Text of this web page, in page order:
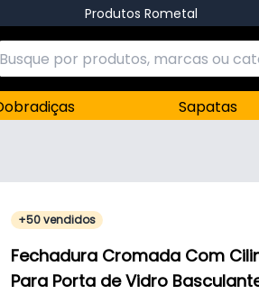
Produtos Rometal
Sapatas
+50 vendidos
Fechadura Cromada Com
Para Porta de Vidro